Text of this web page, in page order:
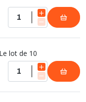
lot de 10